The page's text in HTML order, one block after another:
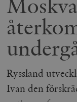
Ryssland
Ivan den